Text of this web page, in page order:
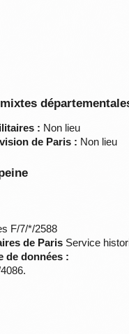
: Non lieu
de Paris : Non lieu
F/7/*/2588
de Paris Service
de données :